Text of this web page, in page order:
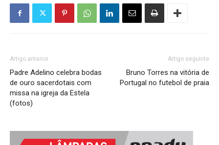
Artigo anterior
Padre Adelino celebra bodas
de ouro sacerdotais com
missa na igreja da Estela
(fotos)
Artigo seguinte
Bruno Torres na vitória de
Portugal no futebol de praia